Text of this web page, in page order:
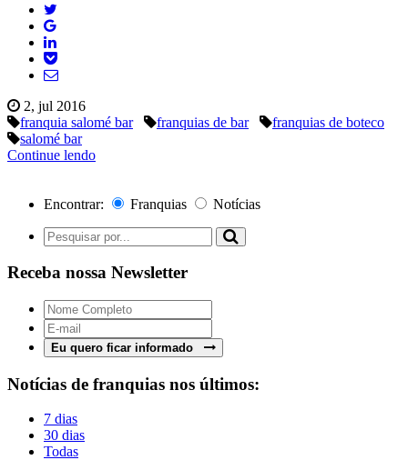
2, jul 2016
franquia salomé bar
franquias de bar
franquias de boteco
salomé bar
Continue lendo
Encontrar: Franquias Notícias
Receba nossa Newsletter
Eu quero ficar informado
Notícias de franquias nos últimos:
7 dias
30 dias
Todas